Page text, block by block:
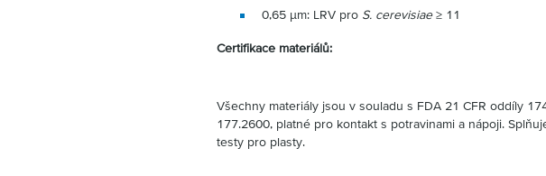
0,65 µm: LRV pro S. cerevisiae≥ 11
Certifikace materiálů:
Všechny materiály jsou v souladu s FDA 21 CFR oddíly
177.2600, platné pro kontakt s potravinami a nápoji.
testy pro plasty.